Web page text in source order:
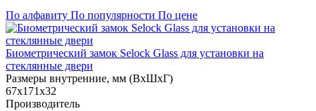
По алфавиту По популярности По цене
Биометрический замок Selock Glass для установки на
стеклянные двери
Размеры внутренние, мм (ВхШхГ)
67х171х32
Производитель